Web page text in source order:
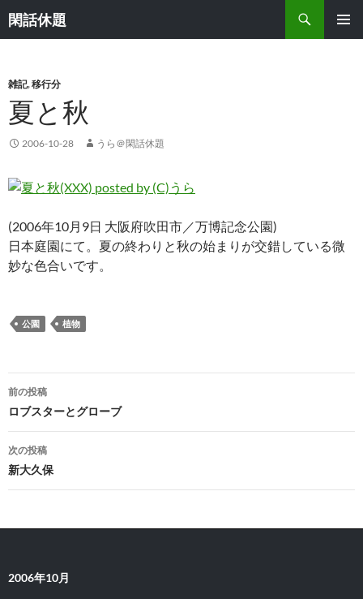
閑話休題
索
ン
ツ
へ
キ
プ
雑記,移行分
夏と秋
2006-10-28 うら＠閑話休題
(2006年10月9日 大阪府吹田市／万博記念公園)
日本庭園にて。夏の終わりと秋の始まりが交錯している微
妙な色合いです。
公園 植物
投
稿
ナ
ビ
ゲ
ー
ョ
前の投稿
ロブスターとグローブ
次の投稿
新大久保
2006年10月